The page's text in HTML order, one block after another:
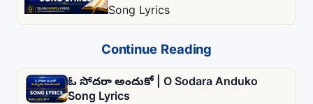
Song Lyrics
Continue Reading
ఓ సోదరా అందుకో | O Sodara Anduko
Song Lyrics